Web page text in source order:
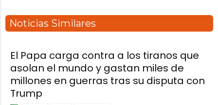
Noticias Similares
El Papa carga contra a los tiranos que
asolan el mundo y gastan miles de
millones en guerras tras su disputa con
Trump